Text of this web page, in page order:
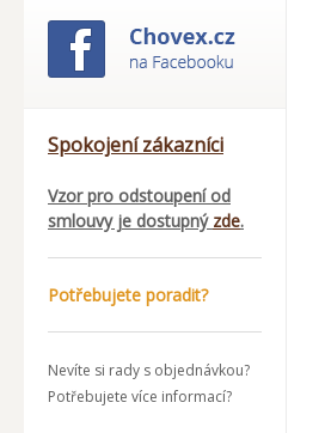
Spokojení zákazníci
Vzor pro odstoupení od
smlouvy je dostupný zde.
Potřebujete poradit?
Nevíte si rady s objednávkou?
Potřebujete více informací?